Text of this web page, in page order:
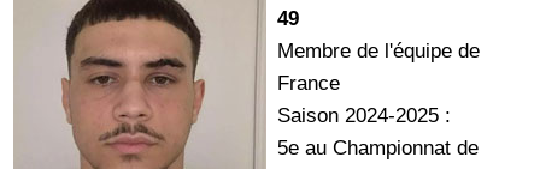
49
Membre de l'équipe de
France
Saison 2024-2025 :
5e au Championnat de